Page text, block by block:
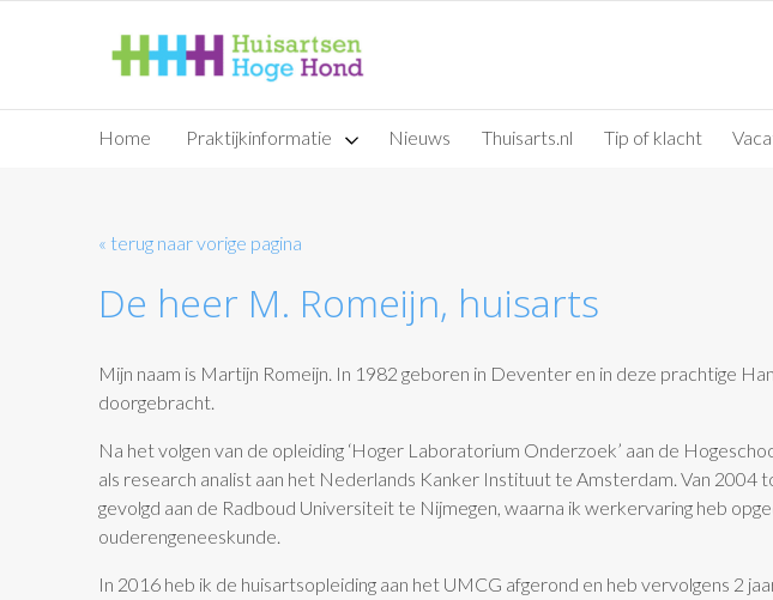
Home Praktijkinformatie Nieuws Thuisarts.nl Tip of klacht
« terug naar vorige pagina
De heer M. Romeijn, huisarts
Mijn naam is Martijn Romeijn. In 1982 geboren in Deventer en in deze prachtige
doorgebracht.
Na het volgen van de opleiding ‘Hoger Laboratorium Onderzoek’ aan de
als research analist aan het Nederlands Kanker Instituut te Amsterdam. Van 2004
gevolgd aan de Radboud Universiteit te Nijmegen, waarna ik werkervaring heb
ouderengeneeskunde.
In 2016 heb ik de huisartsopleiding aan het UMCG afgerond en heb vervolgens 2